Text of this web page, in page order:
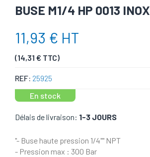
BUSE M1/4 HP 0013 INOX
11,93 € HT
(14,31 € TTC)
REF: 25925
En stock
Délais de livraison: 1-3 JOURS
"- Buse haute pression 1/4"" NPT
- Pression max : 300 Bar